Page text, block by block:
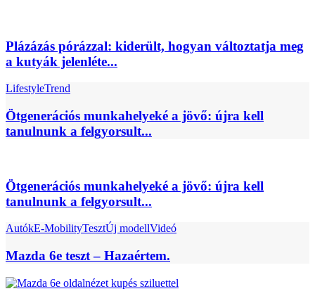
Plázázás pórázzal: kiderült, hogyan változtatja meg
a kutyák jelenléte...
LifestyleTrend
Ötgenerációs munkahelyeké a jövő: újra kell
tanulnunk a felgyorsult...
Ötgenerációs munkahelyeké a jövő: újra kell
tanulnunk a felgyorsult...
AutókE-MobilityTesztÚj modellVideó
Mazda 6e teszt – Hazaértem.